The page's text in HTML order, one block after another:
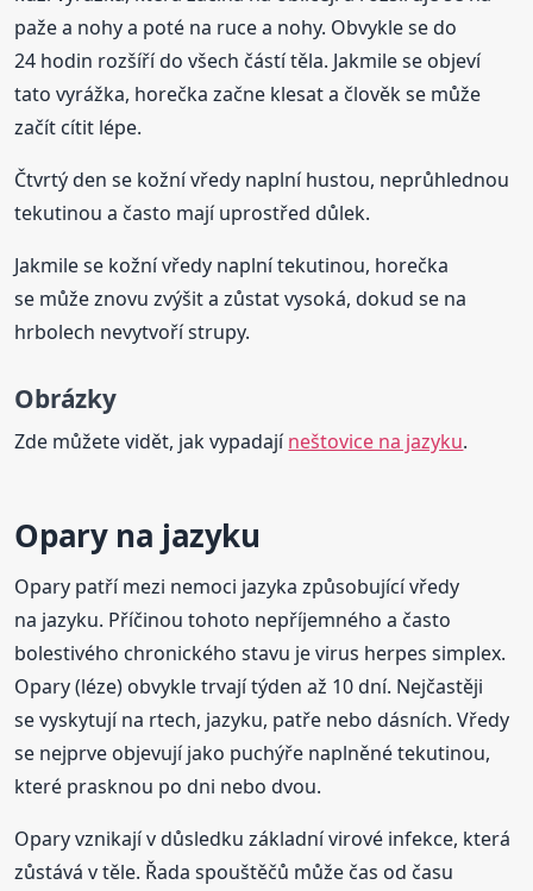
paže a nohy a poté na ruce a nohy. Obvykle se do
24 hodin rozšíří do všech částí těla. Jakmile se objeví
tato vyrážka, horečka začne klesat a člověk se může
začít cítit lépe.
Čtvrtý den se kožní vředy naplní hustou, neprůhlednou
tekutinou a často mají uprostřed důlek.
Jakmile se kožní vředy naplní tekutinou, horečka
se může znovu zvýšit a zůstat vysoká, dokud se na
hrbolech nevytvoří strupy.
Obrázky
Zde můžete vidět, jak vypadajíneštovice na jazyku.
Opary na jazyku
Opary patří mezi nemoci jazyka způsobující vředy
na jazyku. Příčinou tohoto nepříjemného a často
bolestivého chronického stavu je virus herpes simplex.
Opary (léze) obvykle trvají týden až 10 dní. Nejčastěji
se vyskytují na rtech, jazyku, patře nebo dásních. Vředy
se nejprve objevují jako puchýře naplněné tekutinou,
které prasknou po dni nebo dvou.
Opary vznikají v důsledku základní virové infekce, která
zůstává v těle. Řada spouštěčů může čas od času